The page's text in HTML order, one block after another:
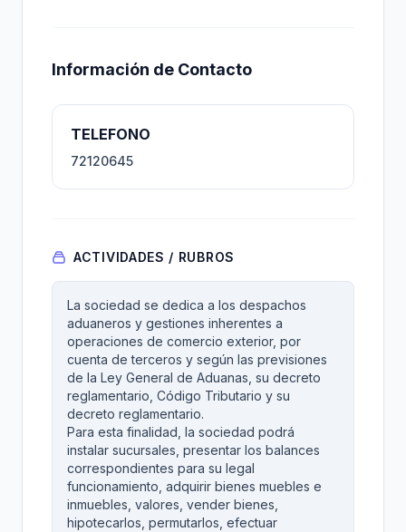
Información de Contacto
TELEFONO
72120645
ACTIVIDADES / RUBROS
La sociedad se dedica a los despachos
aduaneros y gestiones inherentes a
operaciones de comercio exterior, por
cuenta de terceros y según las previsiones
de la Ley General de Aduanas, su decreto
reglamentario, Código Tributario y su
decreto reglamentario.
Para esta finalidad, la sociedad podrá
instalar sucursales, presentar los balances
correspondientes para su legal
funcionamiento, adquirir bienes muebles e
inmuebles, valores, vender bienes,
hipotecarlos, permutarlos, efectuar